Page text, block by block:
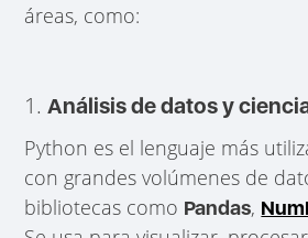
áreas, como:
1.Análisis de datos y
Python es el lenguaje más
con grandes volúmenes de
bibliotecas como Pandas,